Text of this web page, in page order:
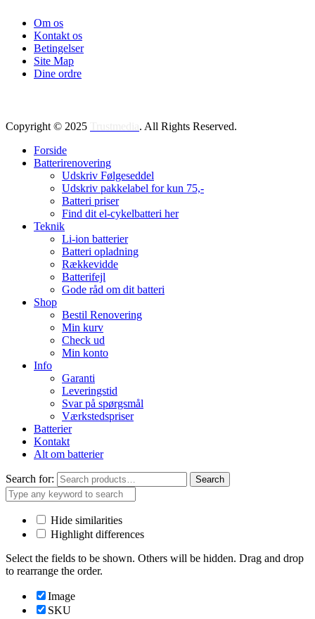
Om os
Kontakt os
Betingelser
Site Map
Dine ordre
Copyright © 2025
. All Rights Reserved.
Forside
Batterirenovering
Udskriv Følgeseddel
Udskriv pakkelabel for kun 75,-
Batteri priser
Find dit el-cykelbatteri her
Teknik
Li-ion batterier
Batteri opladning
Rækkevidde
Batterifejl
Gode råd om dit batteri
Shop
Bestil Renovering
Min kurv
Check ud
Min konto
Info
Garanti
Leveringstid
Svar på spørgsmål
Værkstedspriser
Batterier
Kontakt
Alt om batterier
Search for: Search
Hide similarities
Highlight differences
Select the fields to be shown. Others will be hidden. Drag and drop
to rearrange the order.
Image
SKU